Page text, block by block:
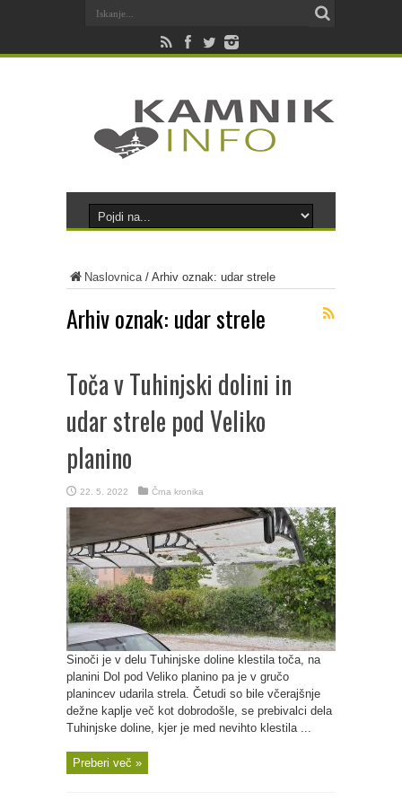
Naslovnica/ Arhiv oznak: udar strele
Arhiv oznak: udar strele
Toča v Tuhinjski dolini in
udar strele pod Veliko
planino
22. 5. 2022 Črna kronika
Sinoči je v delu Tuhinjske doline klestila toča, na
planini Dol pod Veliko planino pa je v gručo
planincev udarila strela. Četudi so bile včerajšnje
dežne kaplje več kot dobrodošle, se prebivalci dela
Tuhinjske doline, kjer je med nevihto klestila ...
Preberi več »